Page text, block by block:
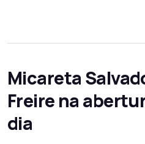
Micareta
Freire na
dia